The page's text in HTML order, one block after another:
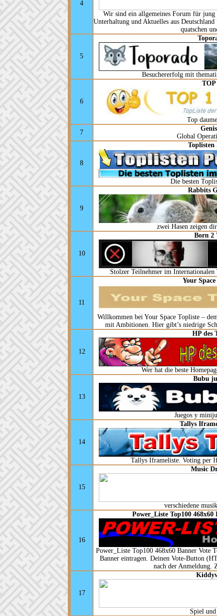
4
Wir sind ein allgemeines Forum für
Unterhaltung und Aktuelles aus
quatschen
5
Besuchererfolg mit
6
TOP
Top
7
Global
8
Toplisten
Die besten
9
Rabbits
zwei Hasen zeigen
10
Born 2
Stolzer Teilnehmer im
11
Your
Willkommen bei Your Space Topliste –
mit Ambitionen. Hier gibt’s niedrige
12
HP des
Wer hat die beste
13
Bubu
Juegos y
14
Tallys
Tallys Iframeliste. Voting per
15
Music
verschiedene
16
Power_Liste Top100
Power_Liste Top100 468x60 Banner Vote
Banner eintragen. Deinen Vote-Button
nach der Anmeldung.
17
Spiel und